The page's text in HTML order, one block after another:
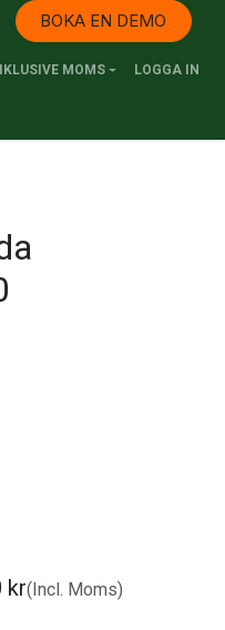
BOKA EN DEMO
IKLUSIVE MOMS LOGGA IN
kr(Incl. Moms)